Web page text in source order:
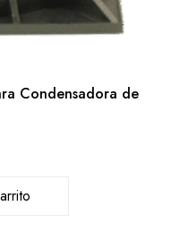
Condensadora de